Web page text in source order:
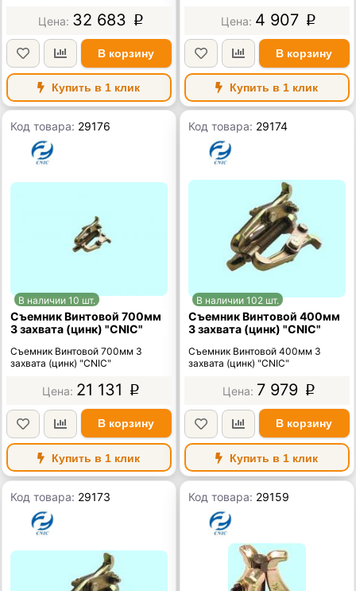
32 683 p
В корзину
Купить в 1 клик
4 907 p
В корзину
Купить в 1 клик
Код товара: 29176
В наличии 10 шт.
Съемник Винтовой 700мм
3 захвата (цинк) "CNIC"
Съемник Винтовой 700мм 3
захвата (цинк) "CNIC"
21 131 p
В корзину
Купить в 1 клик
Код товара: 29174
В наличии 102 шт.
Съемник Винтовой 400мм
3 захвата (цинк) "CNIC"
Съемник Винтовой 400мм 3
захвата (цинк) "CNIC"
7 979 p
В корзину
Купить в 1 клик
Код товара: 29173 Код товара: 29159